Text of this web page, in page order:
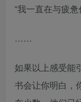
“我一直在与疲
……
如果以上感受能
书会让你明白，